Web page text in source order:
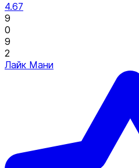
4.67
9
0
9
2
Лайк Мани